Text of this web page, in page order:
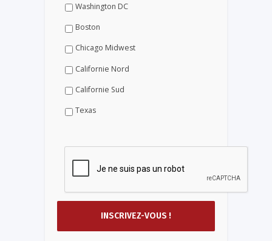
Washington DC
Boston
Chicago Midwest
Californie Nord
Californie Sud
Texas